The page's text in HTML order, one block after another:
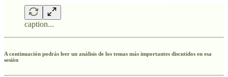
caption...
A continuación podrás leer un análisis de los temas más importantes discutidos en esa
sesión